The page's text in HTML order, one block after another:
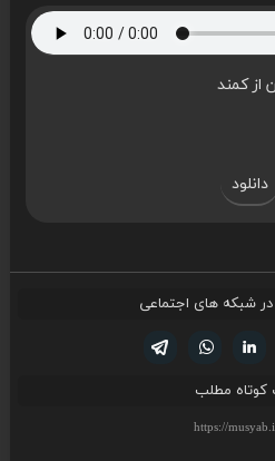
از کمند
دانلود
شبکه های اجتماعی
لینکدین تویتر
فیسوک
کوتاه مطلب